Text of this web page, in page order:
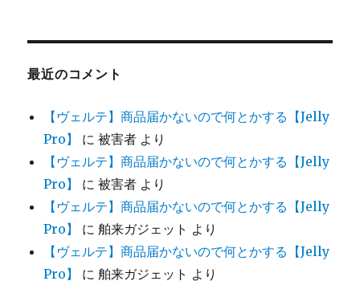
最近のコメント
【ヴェルテ】商品届かないので何とかする【Jelly
Pro】
に被害者 より
【ヴェルテ】商品届かないので何とかする【Jelly
Pro】
に被害者 より
【ヴェルテ】商品届かないので何とかする【Jelly
Pro】
に舶来ガジェット より
【ヴェルテ】商品届かないので何とかする【Jelly
Pro】
に舶来ガジェット より